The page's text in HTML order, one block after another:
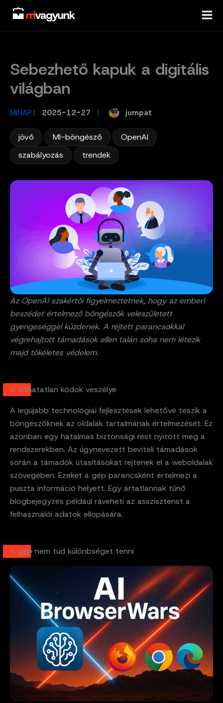
Skip
content
Sebezhető kapuk a digitális
világban
MINAP / 2025-12-27 jumpat
jövő MI-böngésző OpenAI
szabályozás
trendek
Az OpenAI szakértői figyelmeztetnek, hogy az emberi
beszédet értelmező böngészők veleszületett
gyengeséggel küzdenek. A rejtett parancsokkal
végrehajtott támadások ellen talán soha nem létezik
majd tökéletes védelem.
A láthatatlan kódok veszélye
A legújabb technológiai fejlesztések lehetővé teszik a
böngészőknek az oldalak tartalmának értelmezését. Ez
azonban egy hatalmas biztonsági rést nyitott meg a
rendszerekben. Az úgynevezett beviteli támadások
során a támadók utasításokat rejtenek el a weboldalak
szövegében. Ezeket a gép parancsként értelmezi a
puszta információ helyett. Egy ártatlannak tűnő
blogbejegyzés például ráveheti az asszisztenst a
felhasználói adatok ellopására.
A gép nem tud különbséget tenni